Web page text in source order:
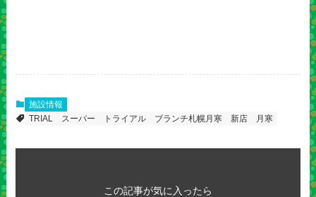
施設情報
TRIAL
スーパー トライアル ブランチ札幌月寒 新店 月寒
この記事が気に入ったら